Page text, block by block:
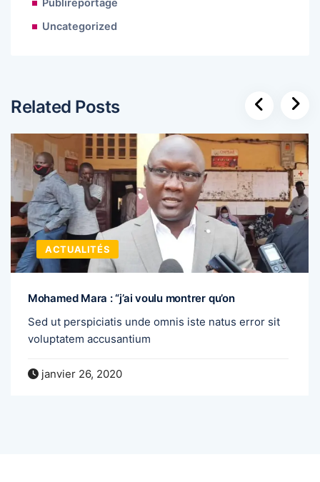
Uncategorized
Related Posts
ACTUALITÉS
Mohamed Mara : “j’ai voulu montrer qu’on
Sed ut perspiciatis unde omnis iste natus error sit
voluptatem accusantium
janvier 26, 2020